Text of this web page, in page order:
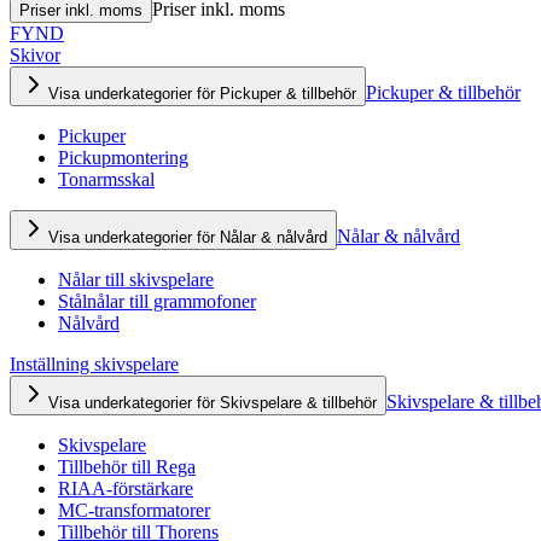
Priser inkl. moms Priser inkl. moms
FYND
Skivor
Visa underkategorier för Pickuper & tillbehör Pickuper & tillbehör
Pickuper
Pickupmontering
Tonarmsskal
Visa underkategorier för Nålar & nålvård Nålar & nålvård
Nålar till skivspelare
Stålnålar till grammofoner
Nålvård
Inställning skivspelare
Visa underkategorier för Skivspelare & tillbehör Skivspelare &
Skivspelare
Tillbehör till Rega
RIAA-förstärkare
MC-transformatorer
Tillbehör till Thorens